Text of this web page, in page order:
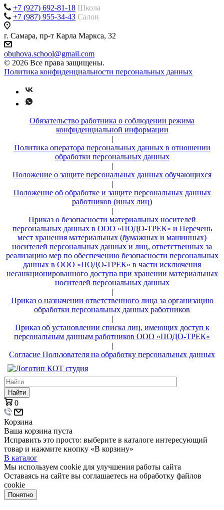
+7 (927) 692-81-18 Школа
+7 (987) 955-34-43 Салон
г. Самара, пр-т Карла Маркса, 32
obuhova.school@gmail.com
© 2026 Все права защищены.
Политика конфиденциальности персональных данных
Обязательство работника о соблюдении режима
конфиденциальной информации
|
Политика оператора персональных данных в отношении
обработки персональных данных
|
Положение о защите персональных данных обучающихся
|
Положение об обработке и защите персональных данных
работников (иных лиц)
|
Приказ о безопасности материальных носителей
персональных данных в ООО «ПОДО-ТРЕК» и Перечень
мест хранения материальных (бумажных и машинных)
носителей персональных данных и лиц, ответственных за
реализацию мер по обеспечению безопасности персональных
данных в ООО «ПОДО-ТРЕК» в части исключения
несанкционированного доступа при хранении материальных
носителей персональных данных
|
Приказ о назначении ответственного лица за организацию
обработки персональных данных работников
|
Приказ об установлении списка лиц, имеющих доступ к
персональным данным работников ООО «ПОДО-ТРЕК»
|
Согласие Пользователя на обработку персональных данных
Найти
0
Корзина
Ваша корзина пуста
Исправить это просто: выберите в каталоге интересующий
товар и нажмите кнопку «В корзину»
В каталог
Мы используем cookie для улучшения работы сайта
Оставаясь на сайте вы соглашаетесь на обработку файлов
cookie
Понятно